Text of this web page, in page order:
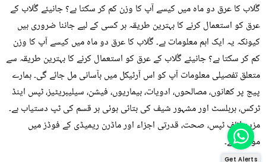
گُلاب کا عرق دو ماہ میں کیسے آپ کا وزن کم کر سکتا ہے؟ جانیئے گُلاب کے
عرق کو استعمال کرنے کا بہترین طریقہ ہر کسی کے لیے جاننا ضروری ہیں
کیونکہ یہ ایک اہم معلومات ہے۔ گُلاب کا عرق دو ماہ میں کیسے آپ کا وزن
کم کر سکتا ہے؟ جانیئے گُلاب کے عرق کو استعمال کرنے کا بہترین طریقہ سے
متعلق تفصیلی معلومات آپ کو اس آرٹیکل میں بآسانی مل جائے گی۔ ہمارے
پیج پر کھانوں، مصالحوں، ادویات، بیماریوں، فیشن، سیلیبریٹیز، ٹپس اینڈ
ٹرکس، ہربلسٹ اور مشہور شیف کی بتائی ہوئی ہر قسم کی ٹپ دستیاب ہے۔
مزید لائف ٹپس، صحت، قدرتی اجزاء اور ماڈرن ریمیڈی کے فوڈز میں
موجود ہے۔
Get Alerts